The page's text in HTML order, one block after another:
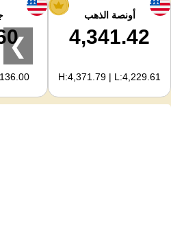
اسعار
حاسبة
لمشرفي
أونصة الذهب
4,341.42
H:4,371.79 | L:4,229.61
❯